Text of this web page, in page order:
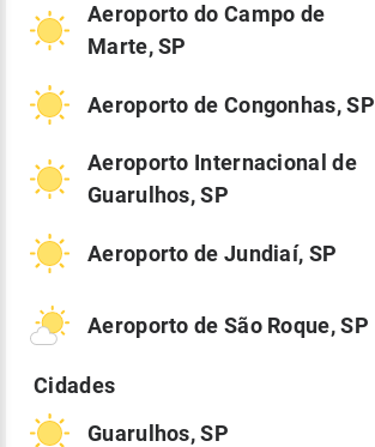
Aeroporto do Campo de
Marte, SP
Aeroporto de Congonhas, SP
Aeroporto Internacional de
Guarulhos, SP
Aeroporto de Jundiaí, SP
Aeroporto de São Roque, SP
Guarulhos, SP